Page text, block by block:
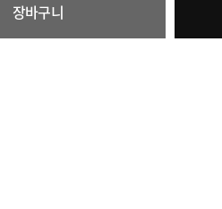
장바구니